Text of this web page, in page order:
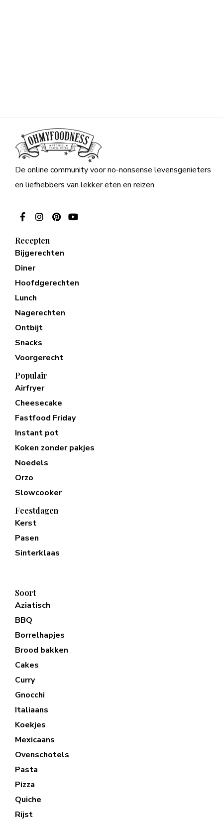
De online community voor no-nonsense levensgenieters
en liefhebbers van lekker eten en reizen
Recepten
Bijgerechten
Diner
Hoofdgerechten
Lunch
Nagerechten
Ontbijt
Snacks
Voorgerecht
Populair
Airfryer
Cheesecake
Fastfood Friday
Instant pot
Koken zonder pakjes
Noedels
Orzo
Slowcooker
Feestdagen
Kerst
Pasen
Sinterklaas
Soort
Aziatisch
BBQ
Borrelhapjes
Brood bakken
Cakes
Curry
Gnocchi
Italiaans
Koekjes
Mexicaans
Ovenschotels
Pasta
Pizza
Quiche
Rijst